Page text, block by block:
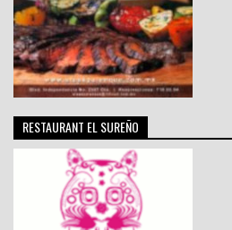
RESTAURANT EL SUREÑO